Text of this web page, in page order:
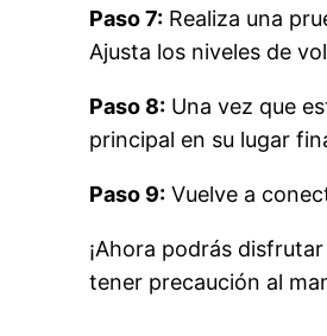
Paso 7: Realiza una
Ajusta los niveles de
Paso 8: Una vez que
principal en su lugar
Paso 9: Vuelve a
¡Ahora podrás
tener precaución al